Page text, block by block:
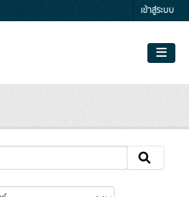
เข้าสู่ระบบ